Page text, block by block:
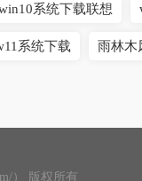
系统下载联想
系统下载 雨林木
） 版权所有